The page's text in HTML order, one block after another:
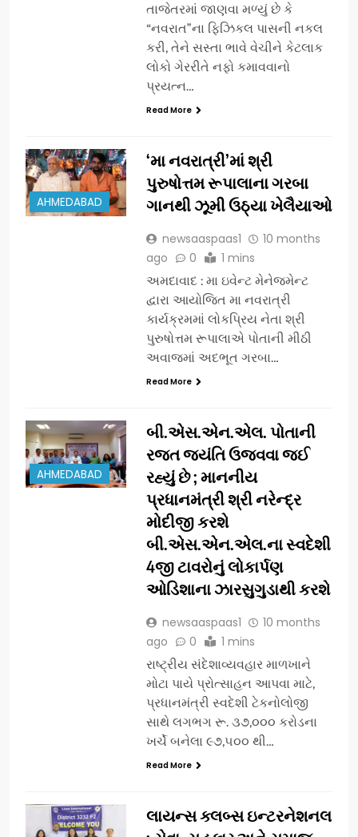
તાજેતરમાં જાણવા મળ્યું છે કે
“નવરાત”ના ફિઝિકલ પાસની નકલ
કરી, તેને સસ્તા ભાવે વેચીને કેટલાક
લોકો ગેરરીતે નફો કમાવવાનો
પ્રયત્ન…
Read More
AHMEDABAD
‘મા નવરાત્રી’માં શ્રી
પુરુષોત્તમ રૂપાલાના ગરબા
ગાનથી ઝૂમી ઉઠ્યા ખેલૈયાઓ
newsaaspaas1
10 months
ago
0 1 mins
અમદાવાદ : મા ઇવેન્ટ મેનેજમેન્ટ
દ્વારા આયોજિત મા નવરાત્રી
કાર્યક્રમમાં લોકપ્રિય નેતા શ્રી
પુરુષોત્તમ રૂપાલાએ પોતાની મીઠી
અવાજમાં અદભૂત ગરબા…
Read More
AHMEDABAD
બી.એસ.એન.એલ. પોતાની
રજત જયંતિ ઉજવવા જઈ
રહ્યું છે ; માનનીય
પ્રધાનમંત્રી શ્રી નરેન્દ્ર
મોદીજી કરશે
બી.એસ.એન.એલ.ના સ્વદેશી
4જી ટાવરોનું લોકાર્પણ
ઓડિશાના ઝારસુગુડાથી કરશે
newsaaspaas1
10 months
ago
0 1 mins
રાષ્ટ્રીય સંદેશાવ્યવહાર માળખાને
મોટા પાયે પ્રોત્સાહન આપવા માટે,
પ્રધાનમંત્રી સ્વદેશી ટેકનોલોજી
સાથે લગભગ રૂ. ૩૭,૦૦૦ કરોડના
ખર્ચે બનેલા ૯૭,૫૦૦ થી…
Read More
લાયન્સ ક્લબ્સ ઇન્ટરનેશનલ